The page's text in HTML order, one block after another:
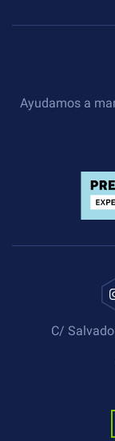
Ayudamos a
C/